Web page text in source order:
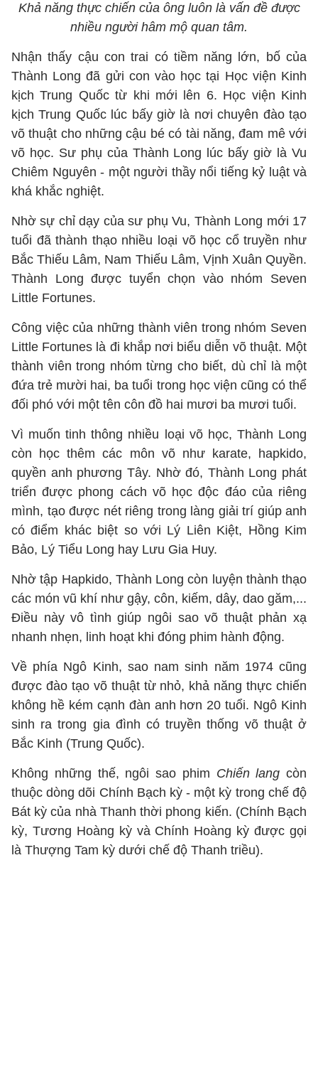
Khả năng thực chiến của ông luôn là vấn đề được
nhiều người hâm mộ quan tâm.
Nhận thấy cậu con trai có tiềm năng lớn, bố của
Thành Long đã gửi con vào học tại Học viện Kinh
kịch Trung Quốc từ khi mới lên 6. Học viện Kinh
kịch Trung Quốc lúc bấy giờ là nơi chuyên đào tạo
võ thuật cho những cậu bé có tài năng, đam mê với
võ học. Sư phụ của Thành Long lúc bấy giờ là Vu
Chiêm Nguyên - một người thầy nổi tiếng kỷ luật và
khá khắc nghiệt.
Nhờ sự chỉ dạy của sư phụ Vu, Thành Long mới 17
tuổi đã thành thạo nhiều loại võ học cổ truyền như
Bắc Thiếu Lâm, Nam Thiếu Lâm, Vịnh Xuân Quyền.
Thành Long được tuyển chọn vào nhóm Seven
Little Fortunes.
Công việc của những thành viên trong nhóm Seven
Little Fortunes là đi khắp nơi biểu diễn võ thuật. Một
thành viên trong nhóm từng cho biết, dù chỉ là một
đứa trẻ mười hai, ba tuổi trong học viện cũng có thể
đối phó với một tên côn đồ hai mươi ba mươi tuổi.
Vì muốn tinh thông nhiều loại võ học, Thành Long
còn học thêm các môn võ như karate, hapkido,
quyền anh phương Tây. Nhờ đó, Thành Long phát
triển được phong cách võ học độc đáo của riêng
mình, tạo được nét riêng trong làng giải trí giúp anh
có điểm khác biệt so với Lý Liên Kiệt, Hồng Kim
Bảo, Lý Tiểu Long hay Lưu Gia Huy.
Nhờ tập Hapkido, Thành Long còn luyện thành thạo
các món vũ khí như gậy, côn, kiếm, dây, dao găm,...
Điều này vô tình giúp ngôi sao võ thuật phản xạ
nhanh nhẹn, linh hoạt khi đóng phim hành động.
Về phía Ngô Kinh, sao nam sinh năm 1974 cũng
được đào tạo võ thuật từ nhỏ, khả năng thực chiến
không hề kém cạnh đàn anh hơn 20 tuổi. Ngô Kinh
sinh ra trong gia đình có truyền thống võ thuật ở
Bắc Kinh (Trung Quốc).
Không những thế, ngôi sao phim Chiến lang còn
thuộc dòng dõi Chính Bạch kỳ - một kỳ trong chế độ
Bát kỳ của nhà Thanh thời phong kiến. (Chính Bạch
kỳ, Tương Hoàng kỳ và Chính Hoàng kỳ được gọi
là Thượng Tam kỳ dưới chế độ Thanh triều).